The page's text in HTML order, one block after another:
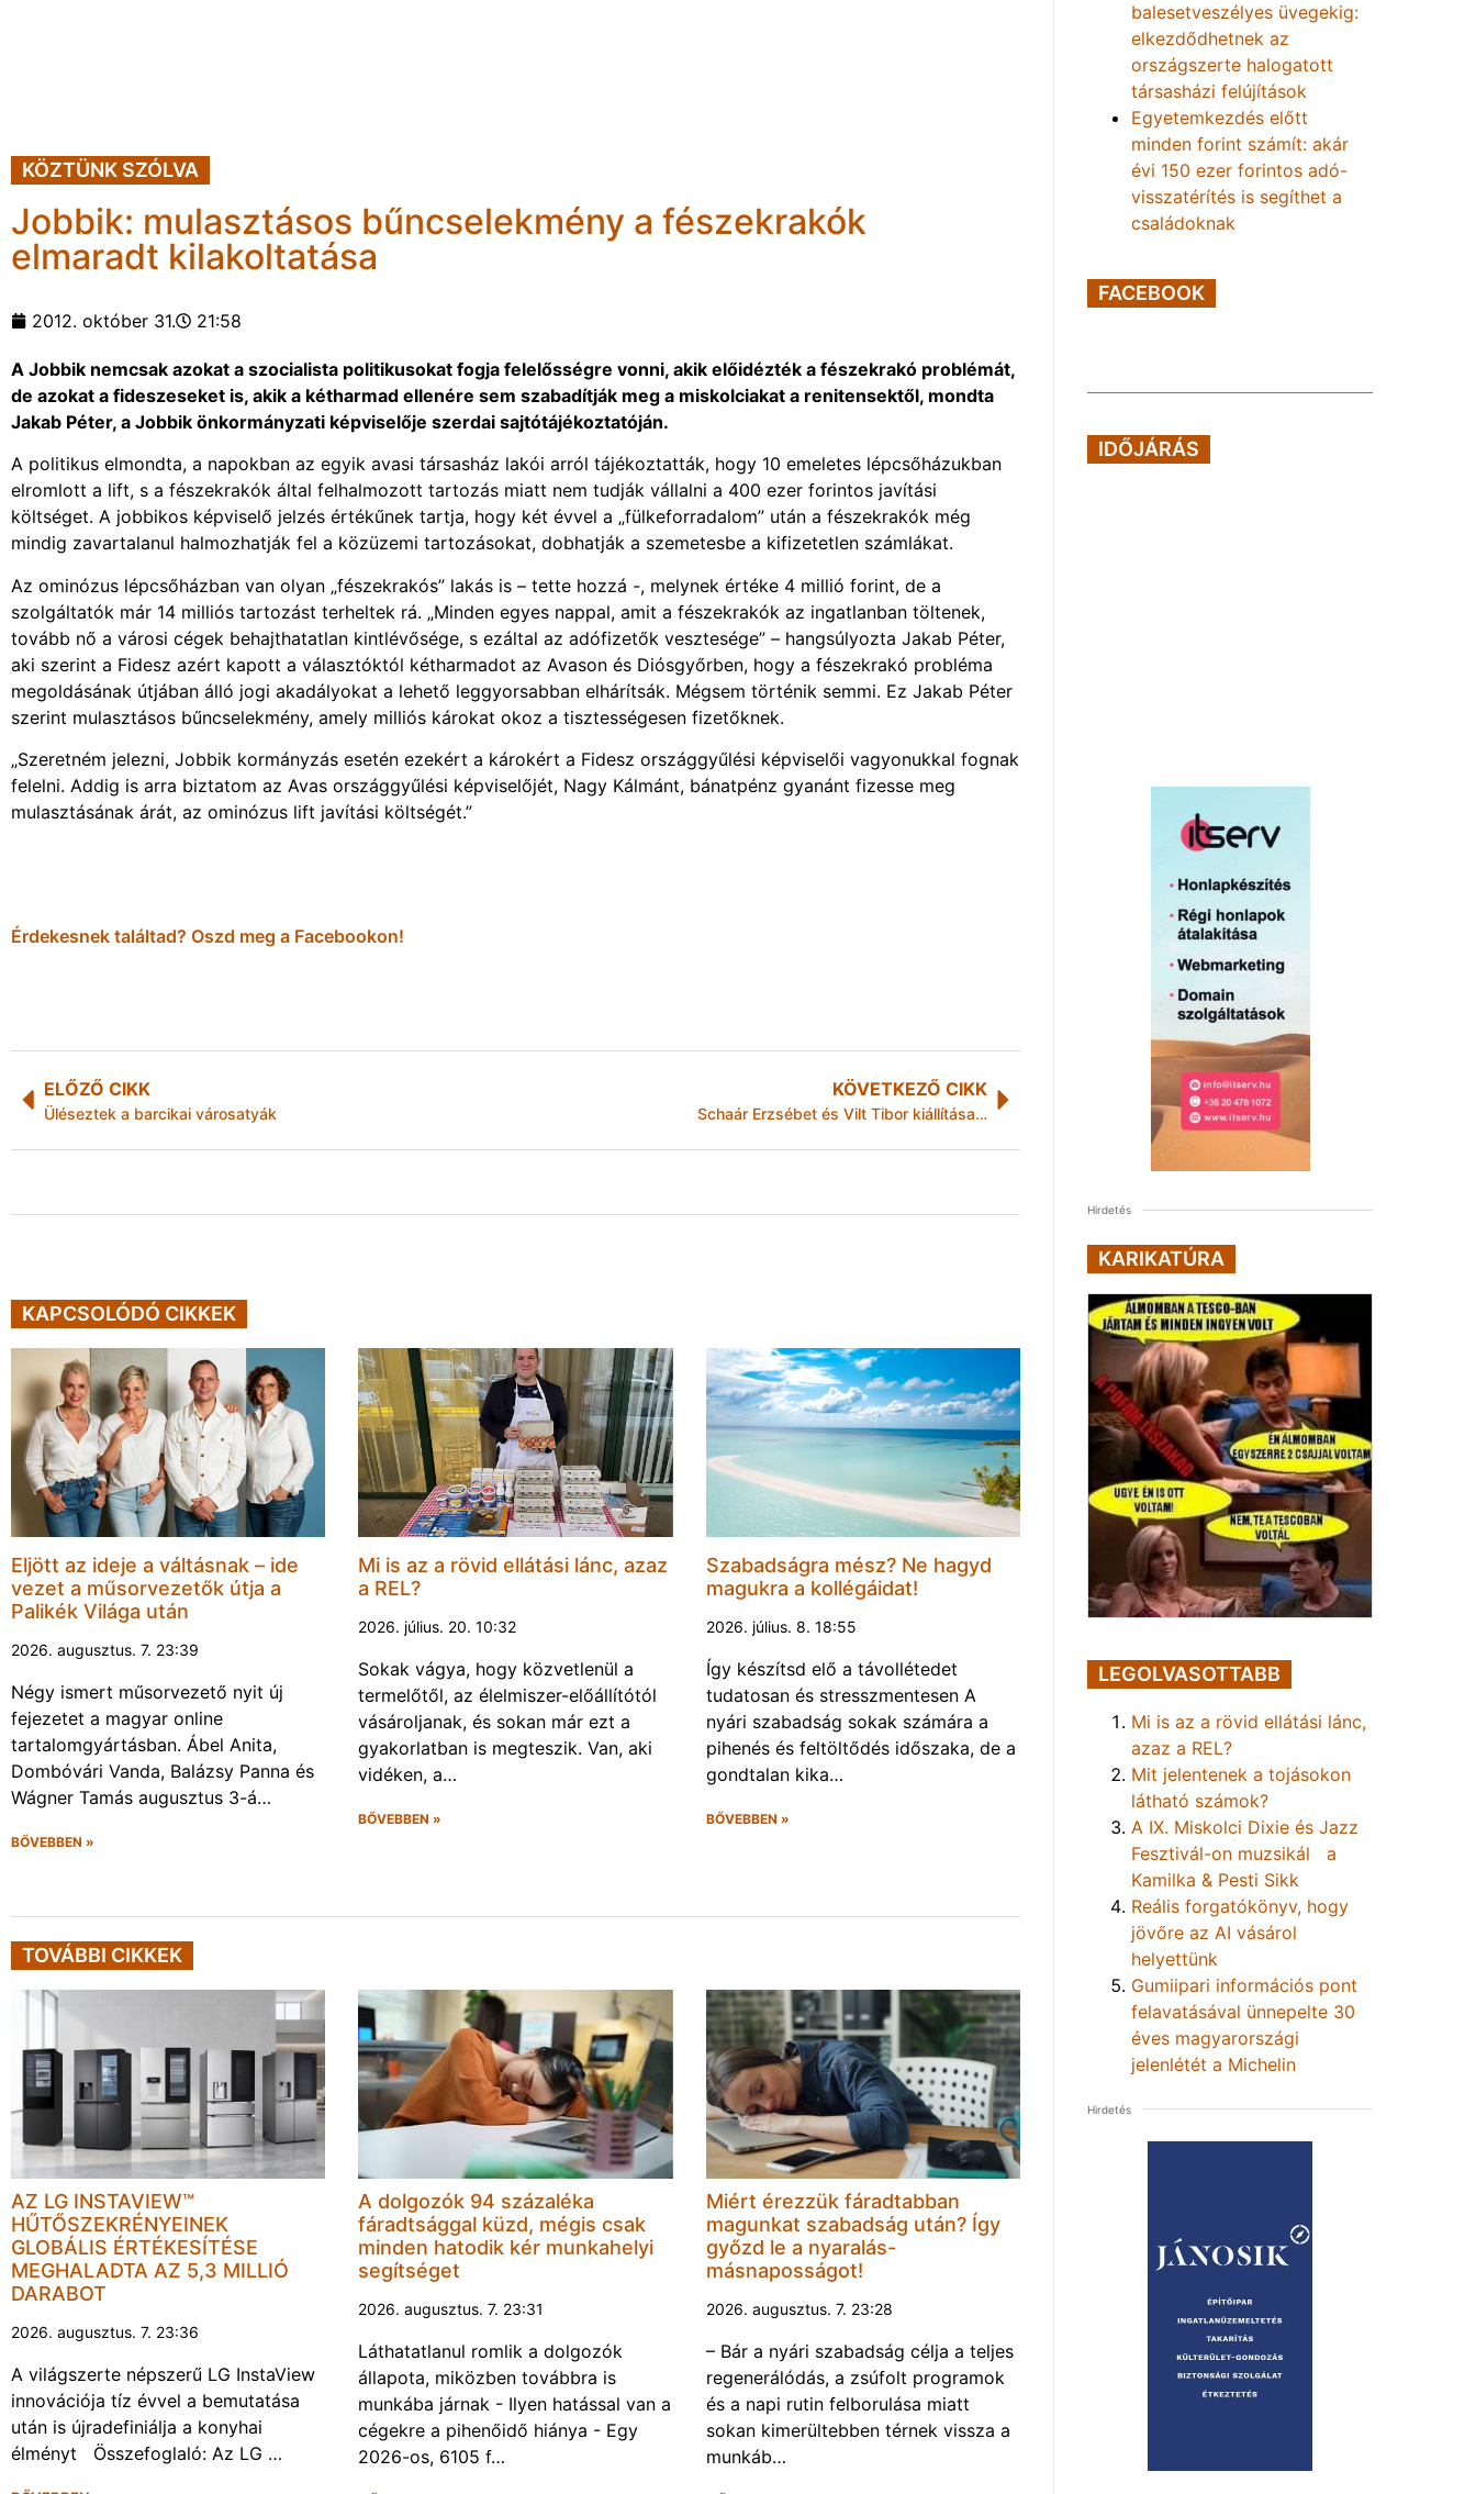
KÖZTÜNK SZÓLVA
Jobbik: mulasztásos bűncselekmény a fészekrakók
elmaradt kilakoltatása
2012. október 31. 21:58
A Jobbik nemcsak azokat a szocialista politikusokat fogja felelősségre vonni, akik előidézték a fészekrakó problémát,
de azokat a fideszeseket is, akik a kétharmad ellenére sem szabadítják meg a miskolciakat a renitensektől, mondta
Jakab Péter, a Jobbik önkormányzati képviselője szerdai sajtótájékoztatóján.
A politikus elmondta, a napokban az egyik avasi társasház lakói arról tájékoztatták, hogy 10 emeletes lépcsőházukban
elromlott a lift, s a fészekrakók által felhalmozott tartozás miatt nem tudják vállalni a 400 ezer forintos javítási
költséget. A jobbikos képviselő jelzés értékűnek tartja, hogy két évvel a „fülkeforradalom” után a fészekrakók még
mindig zavartalanul halmozhatják fel a közüzemi tartozásokat, dobhatják a szemetesbe a kifizetetlen számlákat.
Az ominózus lépcsőházban van olyan „fészekrakós” lakás is – tette hozzá -, melynek értéke 4 millió forint, de a
szolgáltatók már 14 milliós tartozást terheltek rá. „Minden egyes nappal, amit a fészekrakók az ingatlanban töltenek,
tovább nő a városi cégek behajthatatlan kintlévősége, s ezáltal az adófizetők vesztesége” – hangsúlyozta Jakab Péter,
aki szerint a Fidesz azért kapott a választóktól kétharmadot az Avason és Diósgyőrben, hogy a fészekrakó probléma
megoldásának útjában álló jogi akadályokat a lehető leggyorsabban elhárítsák. Mégsem történik semmi. Ez Jakab Péter
szerint mulasztásos bűncselekmény, amely milliós károkat okoz a tisztességesen fizetőknek.
„Szeretném jelezni, Jobbik kormányzás esetén ezekért a károkért a Fidesz országgyűlési képviselői vagyonukkal fognak
felelni. Addig is arra biztatom az Avas országgyűlési képviselőjét, Nagy Kálmánt, bánatpénz gyanánt fizesse meg
mulasztásának árát, az ominózus lift javítási költségét.”
Érdekesnek találtad? Oszd meg a Facebookon!
ELŐZŐ CIKK
Üléseztek a barcikai városatyák
KÖVETKEZŐ CIKK
Schaár Erzsébet és Vilt Tibor kiállítása…
KAPCSOLÓDÓ CIKKEK
Eljött az ideje a váltásnak – ide
vezet a műsorvezetők útja a
Palikék Világa után
2026. augusztus. 7. 23:39
Négy ismert műsorvezető nyit új
fejezetet a magyar online
tartalomgyártásban. Ábel Anita,
Dombóvári Vanda, Balázsy Panna és
Wágner Tamás augusztus 3-á…
BŐVEBBEN »
Mi is az a rövid ellátási lánc, azaz
a REL?
2026. július. 20. 10:32
Sokak vágya, hogy közvetlenül a
termelőtől, az élelmiszer-előállítótól
vásároljanak, és sokan már ezt a
gyakorlatban is megteszik. Van, aki
vidéken, a…
BŐVEBBEN »
Szabadságra mész? Ne hagyd
magukra a kollégáidat!
2026. július. 8. 18:55
Így készítsd elő a távollétedet
tudatosan és stresszmentesen A
nyári szabadság sokak számára a
pihenés és feltöltődés időszaka, de a
gondtalan kika…
BŐVEBBEN »
TOVÁBBI CIKKEK
AZ LG INSTAVIEW™
HŰTŐSZEKRÉNYEINEK
GLOBÁLIS ÉRTÉKESÍTÉSE
MEGHALADTA AZ 5,3 MILLIÓ
DARABOT
2026. augusztus. 7. 23:36
A világszerte népszerű LG InstaView
innovációja tíz évvel a bemutatása
után is újradefiniálja a konyhai
élményt Összefoglaló: Az LG …
A dolgozók 94 százaléka
fáradtsággal küzd, mégis csak
minden hatodik kér munkahelyi
segítséget
2026. augusztus. 7. 23:31
Láthatatlanul romlik a dolgozók
állapota, miközben továbbra is
munkába járnak - Ilyen hatással van a
cégekre a pihenőidő hiánya - Egy
2026-os, 6105 f…
Miért érezzük fáradtabban
magunkat szabadság után? Így
győzd le a nyaralás-
másnaposságot!
2026. augusztus. 7. 23:28
– Bár a nyári szabadság célja a teljes
regenerálódás, a zsúfolt programok
és a napi rutin felborulása miatt
sokan kimerültebben térnek vissza a
munkáb…
balesetveszélyes üvegekig:
elkezdődhetnek az
országszerte halogatott
társasházi felújítások
Egyetemkezdés előtt
minden forint számít: akár
évi 150 ezer forintos adó-
visszatérítés is segíthet a
családoknak
FACEBOOK
IDŐJÁRÁS
Hirdetés
KARIKATÚRA
LEGOLVASOTTABB
Mi is az a rövid ellátási lánc,
azaz a REL?
Mit jelentenek a tojásokon
látható számok?
A IX. Miskolci Dixie és Jazz
Fesztivál-on muzsikál a
Kamilka & Pesti Sikk
Reális forgatókönyv, hogy
jövőre az AI vásárol
helyettünk
Gumiipari információs pont
felavatásával ünnepelte 30
éves magyarországi
jelenlétét a Michelin
Hirdetés